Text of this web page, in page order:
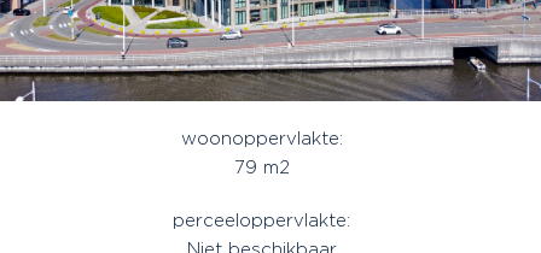
woonoppervlakte:
79 m2
perceeloppervlakte: